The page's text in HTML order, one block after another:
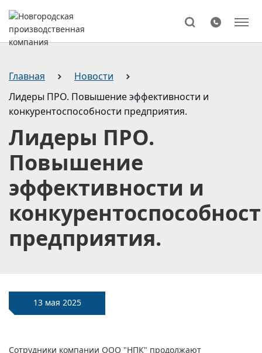
Главная
Новости
Лидеры ПРО. Повышение эффективности и
конкурентоспособности предприятия.
Лидеры ПРО.
Повышение
эффективности и
предприятия.
13 мая 2025
Сотрудники компании ООО "НПК" продолжают